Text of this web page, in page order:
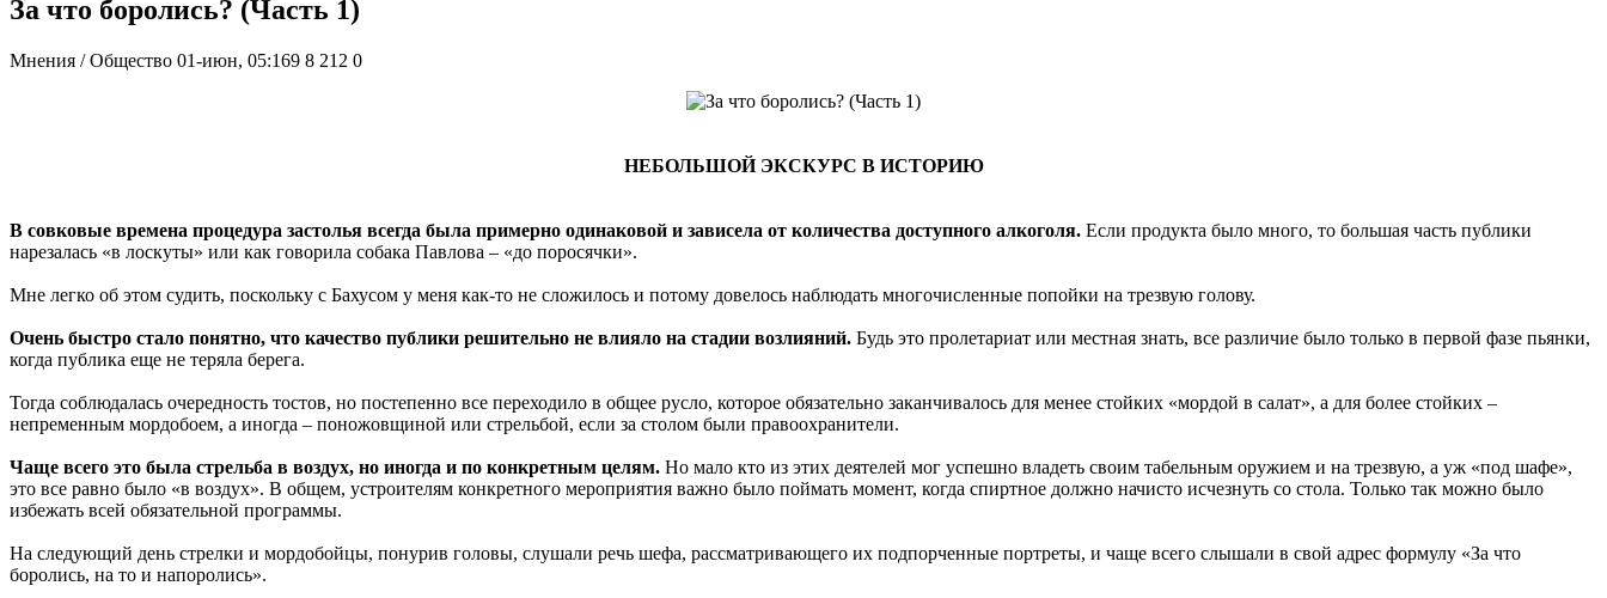
За что боролись? (Часть 1)
Мнения / Общество 01-июн, 05:169 8 212 0
НЕБОЛЬШОЙ ЭКСКУРС В ИСТОРИЮ
В совковые времена процедура застолья всегда была примерно одинаковой и зависела от количества доступного алкоголя. Если продукта было много, то большая часть публики
нарезалась «в лоскуты» или как говорила собака Павлова – «до поросячки».
Мне легко об этом судить, поскольку с Бахусом у меня как-то не сложилось и потому довелось наблюдать многочисленные попойки на трезвую голову.
Очень быстро стало понятно, что качество публики решительно не влияло на стадии возлияний. Будь это пролетариат или местная знать, все различие было только в первой фазе пьянки,
когда публика еще не теряла берега.
Тогда соблюдалась очередность тостов, но постепенно все переходило в общее русло, которое обязательно заканчивалось для менее стойких «мордой в салат», а для более стойких –
непременным мордобоем, а иногда – поножовщиной или стрельбой, если за столом были правоохранители.
Чаще всего это была стрельба в воздух, но иногда и по конкретным целям. Но мало кто из этих деятелей мог успешно владеть своим табельным оружием и на трезвую, а уж «под шафе»,
это все равно было «в воздух». В общем, устроителям конкретного мероприятия важно было поймать момент, когда спиртное должно начисто исчезнуть со стола. Только так можно было
избежать всей обязательной программы.
На следующий день стрелки и мордобойцы, понурив головы, слушали речь шефа, рассматривающего их подпорченные портреты, и чаще всего слышали в свой адрес формулу «За что
боролись, на то и напоролись».